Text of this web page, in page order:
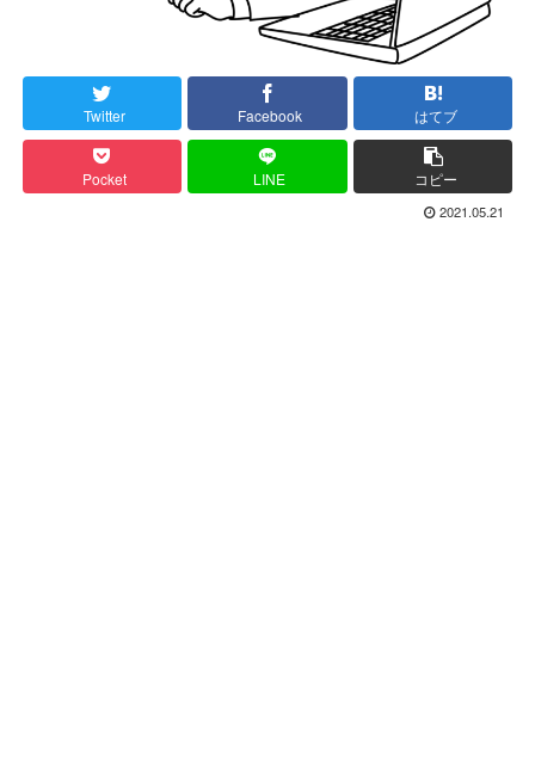
Twitter Facebook はてブ
Pocket LINE コピー
2021.05.21